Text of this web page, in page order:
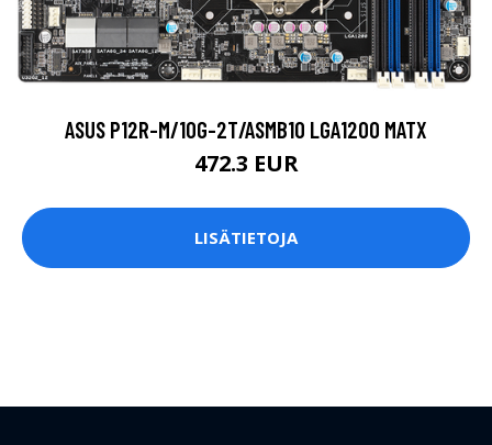
ASUS P12R-M/10G-2T/ASMB10 LGA1200 MATX
472.3 EUR
LISÄTIETOJA